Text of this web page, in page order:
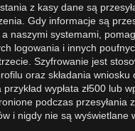
z kasy dane są
Gdy informacje są
naszymi systemami,
logowania i innych
Szyfrowanie jest
oraz składania wniosku
wypłata zł500 lub
podczas przesyłania
i nigdy nie są wyświetlane